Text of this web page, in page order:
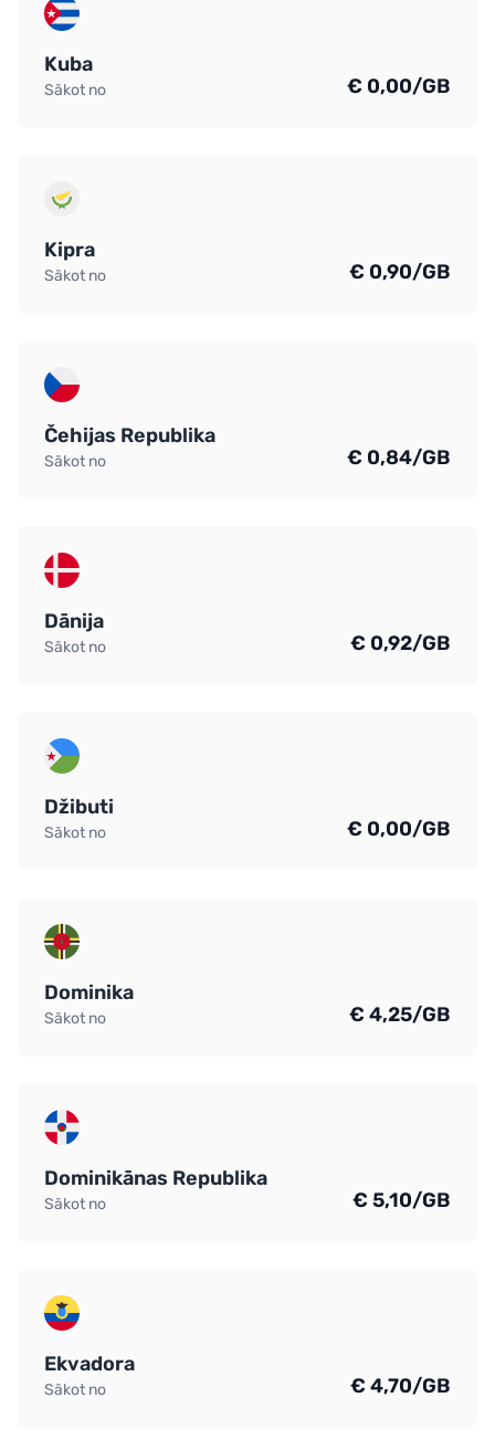
Kuba
Sākot no € 0,00/GB
Kipra
Sākot no € 0,90/GB
Čehijas Republika
Sākot no € 0,84/GB
Dānija
Sākot no € 0,92/GB
Džibuti
Sākot no € 0,00/GB
Dominika
Sākot no € 4,25/GB
Dominikānas Republika
Sākot no € 5,10/GB
Ekvadora
Sākot no € 4,70/GB